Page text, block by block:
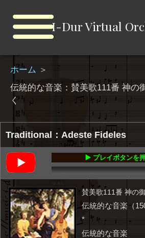
I-Dur Virtual
ホーム ＞
伝統的な音楽：賛美歌111番 神の
く
Traditional：Adeste Fideles
▶️ プレイボタンを
賛美歌111番 神の
伝統的な音楽（
*
伝統的な音楽